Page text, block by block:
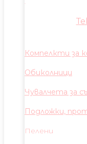
Компелкти за
Обиколници
Чувалчета за
Подложки,
Пелени